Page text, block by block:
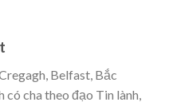
Belfast, Bắc
có cha theo đạo Tin lành,